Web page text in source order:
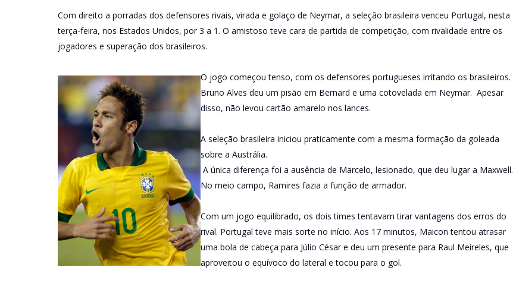
Com direito a porradas dos defensores rivais, virada e golaço de Neymar, a seleção brasileira venceu Portugal, nesta
terça-feira, nos Estados Unidos, por 3 a 1. O amistoso teve cara de partida de competição, com rivalidade entre os
jogadores e superação dos brasileiros.
O jogo começou tenso, com os defensores portugueses irritando os brasileiros.
Bruno Alves deu um pisão em Bernard e uma cotovelada em Neymar. Apesar
disso, não levou cartão amarelo nos lances.
A seleção brasileira iniciou praticamente com a mesma formação da goleada
sobre a Austrália.
A única diferença foi a ausência de Marcelo, lesionado, que deu lugar a Maxwell.
No meio campo, Ramires fazia a função de armador.
Com um jogo equilibrado, os dois times tentavam tirar vantagens dos erros do
rival. Portugal teve mais sorte no início. Aos 17 minutos, Maicon tentou atrasar
uma bola de cabeça para Júlio César e deu um presente para Raul Meireles, que
aproveitou o equívoco do lateral e tocou para o gol.